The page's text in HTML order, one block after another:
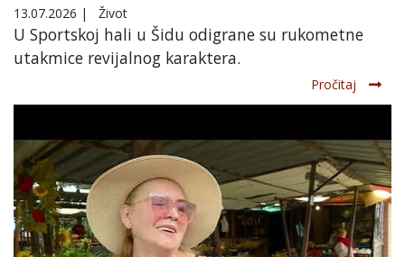
13.07.2026 | Život
U Sportskoj hali u Šidu odigrane su rukometne
utakmice revijalnog karaktera.
Pročitaj